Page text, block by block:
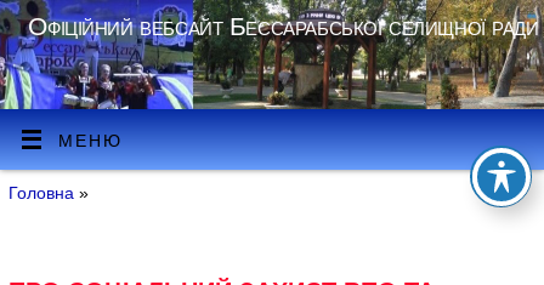
Офіційний вебсайт Бессарабської селищної ради
МЕНЮ
Головна »